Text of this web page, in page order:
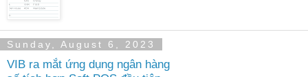
Sunday, August 6, 2023
VIB ra mắt ứng dụng ngân hàng